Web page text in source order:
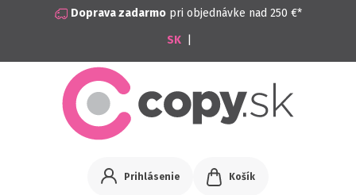
Doprava zadarmopri objednávke nad 250 €*
Prihlásenie Košík